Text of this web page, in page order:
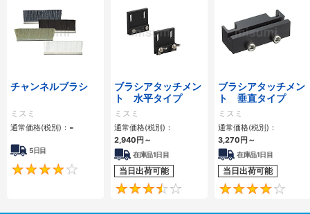
チャンネルブラシ
ミスミ
通常価格(税別)： -
5日目
4.1
ブラシアタッチメン
ト 水平タイプ
ミスミ
通常価格(税別)：
2,940 円 ～
在庫品1日目
当日出荷可能
3.4
ブラシアタッチメン
ト 垂直タイプ
ミスミ
通常価格(税別)：
3,270 円 ～
在庫品1日目
当日出荷可能